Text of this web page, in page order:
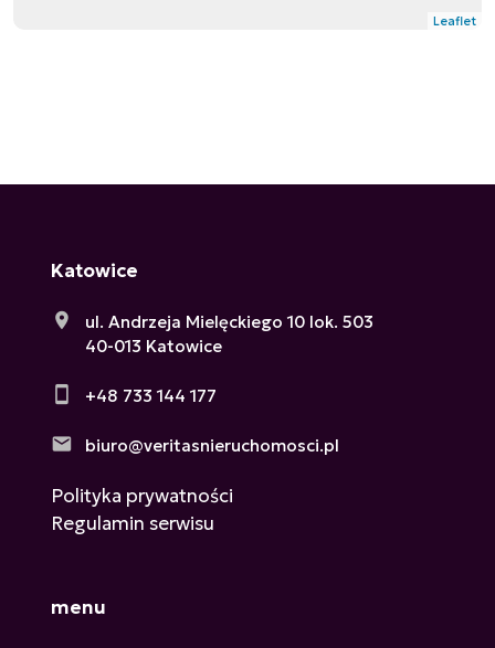
Leaflet
Katowice
ul. Andrzeja Mielęckiego 10 lok. 503
40-013 Katowice
+48 733 144 177
biuro@veritasnieruchomosci.pl
Polityka prywatności
Regulamin serwisu
menu